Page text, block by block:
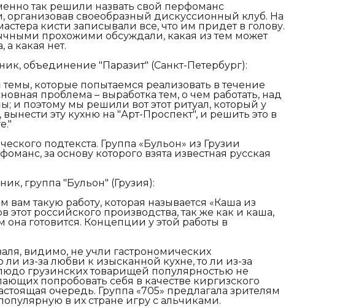
так решили назвать свой перфоманс
организовав своеобразный дискуссионный клуб. На
кисти записывали все, что им придет в голову.
прохожими обсуждали, какая из тем может
а какая нет.
объединение "Паразит" (Санкт-Петербург):
которые попытаемся реализовать в течение
проблема – выработка тем, о чем работать, над
и поэтому мы решили вот этот ритуал, который у
эту кухню на "Арт-Проспект", и решить это в
подтекста. Группа «Бульон» из Грузии
за основу которого взята известная русская
группа "Бульон" (Грузия):
такую работу, которая называется «Каша из
российского производства, так же как и каша,
она готовится. Концепции у этой работы в
видимо, не учли гастрономических
из-за любви к изысканной кухне, то ли из-за
грузинских товарищей популярностью не
попробовать себя в качестве киргизского
очередь. Группа «705» предлагала зрителям
в их стране игру с альчиками.